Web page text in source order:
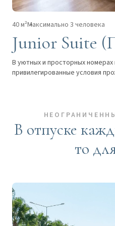
40 м²Максимально 3 человека
Junior Suite
В уютных и просторных
привилегированные условия
В отпуске
то